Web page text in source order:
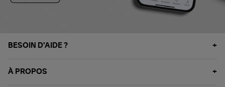
BESOIN D'AIDE ?
À PROPOS